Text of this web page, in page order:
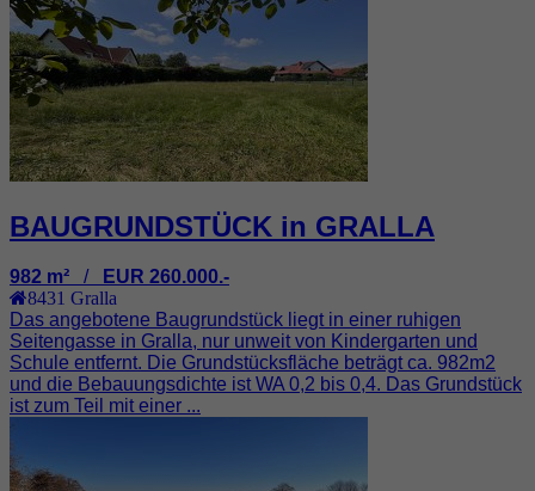
BAUGRUNDSTÜCK in GRALLA
982 m² / EUR 260.000.-
8431 Gralla
Das angebotene Baugrundstück liegt in einer ruhigen
Seitengasse in Gralla, nur unweit von Kindergarten und
Schule entfernt. Die Grundstücksfläche beträgt ca. 982m2
und die Bebauungsdichte ist WA 0,2 bis 0,4. Das Grundstück
ist zum Teil mit einer ...